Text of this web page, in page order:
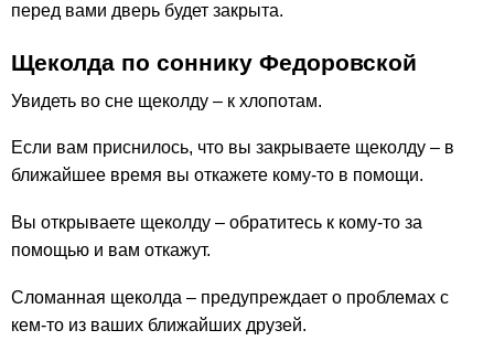
перед вами дверь будет закрыта.
Щеколда по соннику Федоровской
Увидеть во сне щеколду – к хлопотам.
Если вам приснилось, что вы закрываете щеколду – в
ближайшее время вы откажете кому-то в помощи.
Вы открываете щеколду – обратитесь к кому-то за
помощью и вам откажут.
Сломанная щеколда – предупреждает о проблемах с
кем-то из ваших ближайших друзей.